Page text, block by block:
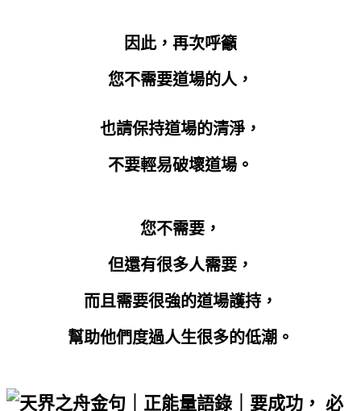
因此，再次呼籲
您不需要道場的人，
也請保持道場的清淨，
不要輕易破壞道場。
您不需要，
但還有很多人需要，
而且需要很強的道場護持，
幫助他們度過人生很多的低潮。